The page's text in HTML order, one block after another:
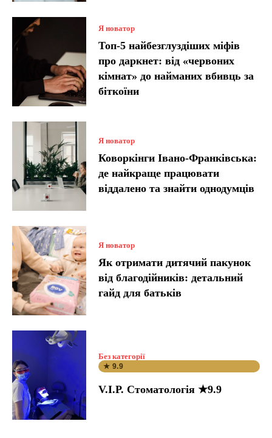
Я новатор
Топ-5 найбезглуздіших міфів
про даркнет: від «червоних
кімнат» до найманих вбивць за
біткоїни
Я новатор
Коворкінги Івано-Франківська:
де найкраще працювати
віддалено та знайти однодумців
Я новатор
Як отримати дитячий пакунок
від благодійників: детальний
гайд для батьків
Без категорії
★ 9.9
V.I.P. Стоматологія ★9.9